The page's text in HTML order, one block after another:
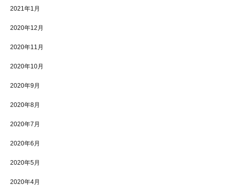
2021年1月
2020年12月
2020年11月
2020年10月
2020年9月
2020年8月
2020年7月
2020年6月
2020年5月
2020年4月